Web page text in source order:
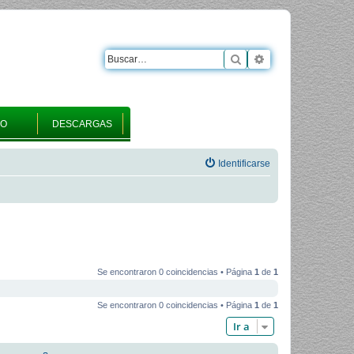
DESCARGAS
Buscar Búsqueda
Identificarse
Se encontraron 0 coincidencias • Página 1 de 1
Se encontraron 0 coincidencias • Página 1 de 1
Ir a